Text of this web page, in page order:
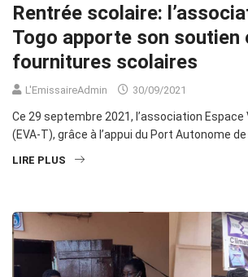
Rentrée scolaire:
Togo apporte son soutien
fournitures scolaires
L'EmissaireAdmin 30/09/2021
Ce 29 septembre 2021, l’association
(EVA-T), grâce à l’appui du Port Autonome
LIRE PLUS